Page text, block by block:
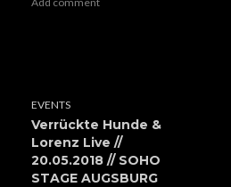
EVENTS
Verrückte Hunde &
Lorenz Live //
20.05.2018 // SOHO
STAGE AUGSBURG